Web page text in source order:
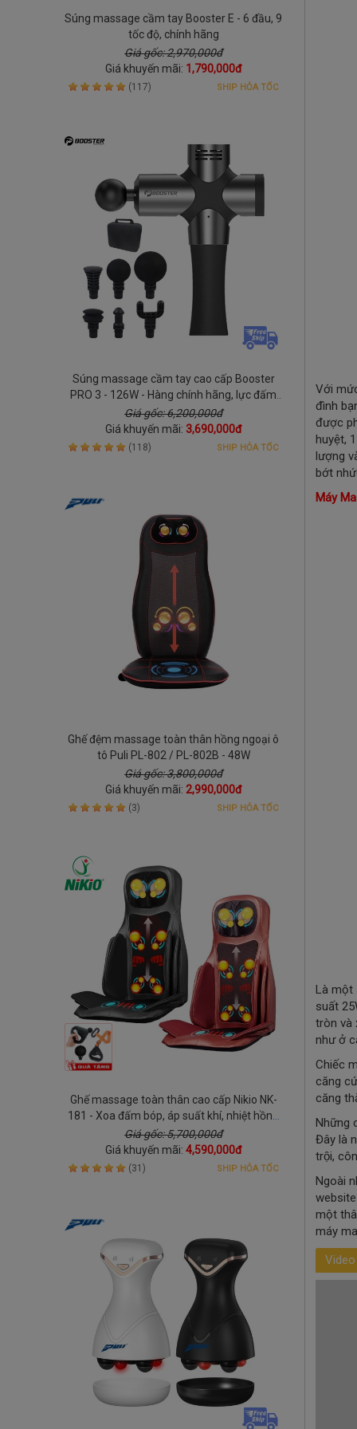
Súng massage cầm tay Booster E - 6 đầu, 9
tốc độ, chính hãng
Giá gốc: 2,970,000đ
Giá khuyến mãi: 1,790,000đ
(117) SHIP HỎA TỐC
Súng massage cầm tay cao cấp Booster
PRO 3 - 126W - Hàng chính hãng, lực đấm
mạnh
Giá gốc: 6,200,000đ
Giá khuyến mãi: 3,690,000đ
(118) SHIP HỎA TỐC
Ghế đệm massage toàn thân hồng ngoại ô
tô Puli PL-802 / PL-802B - 48W
Giá gốc: 3,800,000đ
Giá khuyến mãi: 2,990,000đ
(3) SHIP HỎA TỐC
Ghế massage toàn thân cao cấp Nikio NK-
181 - Xoa đấm bóp, áp suất khí, nhiệt hồng
ngoại
Giá gốc: 5,700,000đ
Giá khuyến mãi: 4,590,000đ
(31) SHIP HỎA TỐC
Với
đình
được
huyệt,
lượng
bớt
Máy
Là một
suất
tròn và
như ở
Chiếc
căng
căng
Những
Đây là
trội,
Ngoài
website
một
máy